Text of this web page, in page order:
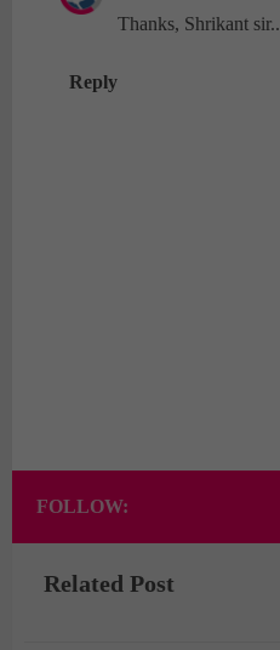
Thanks, Shrikant sir..
Reply
FOLLOW:
Related Post